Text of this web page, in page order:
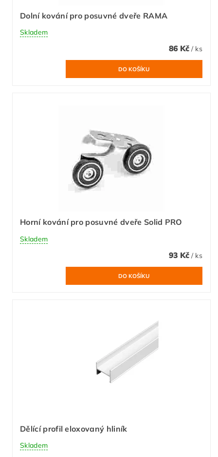
Dolní kování pro posuvné dveře RAMA
Skladem
86 Kč / ks
Horní kování pro posuvné dveře Solid PRO
Skladem
93 Kč / ks
Dělící profil eloxovaný hliník
Skladem